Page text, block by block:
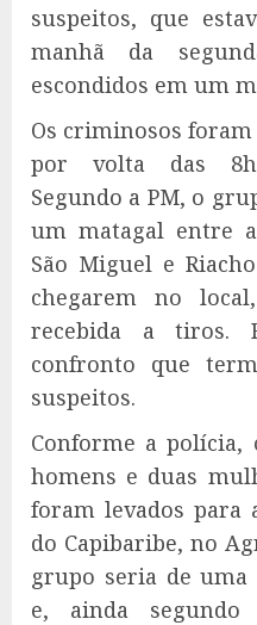
suspeitos, que
manhã da
escondidos em um
Os criminosos
por volta das
Segundo a PM, o
um matagal entre
São Miguel e
chegarem no
recebida a tiros.
confronto que
suspeitos.
Conforme a polícia,
homens e duas
foram levados para
do Capibaribe, no
grupo seria de uma
e, ainda